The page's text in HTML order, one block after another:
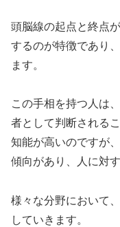
頭脳線の起点と終点
するのが特徴であり
ます。
この手相を持つ人は
者として判断される
知能が高いのですが
傾向があり、人に対
様々な分野において
していきます。